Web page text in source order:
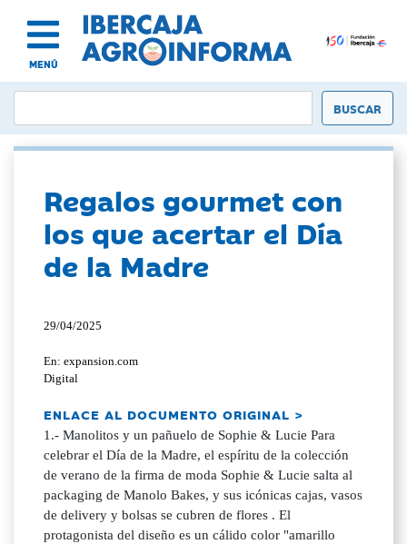
MENÚ
Regalos gourmet con
los que acertar el Día
de la Madre
29/04/2025
En: expansion.com
Digital
ENLACE AL DOCUMENTO ORIGINAL >
1.- Manolitos y un pañuelo de Sophie & Lucie Para
celebrar el Día de la Madre, el espíritu de la colección
de verano de la firma de moda Sophie & Lucie salta al
packaging de Manolo Bakes, y sus icónicas cajas, vasos
de delivery y bolsas se cubren de flores . El
protagonista del diseño es un cálido color "amarillo